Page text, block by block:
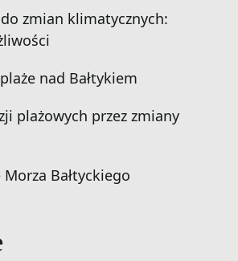
zmian klimatycznych:
nad Bałtykiem
plażowych przez zmiany
Bałtyckiego